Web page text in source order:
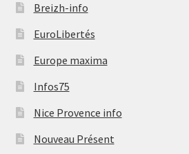
Breizh-info
EuroLibertés
Europe maxima
Infos75
Nice Provence info
Nouveau Présent